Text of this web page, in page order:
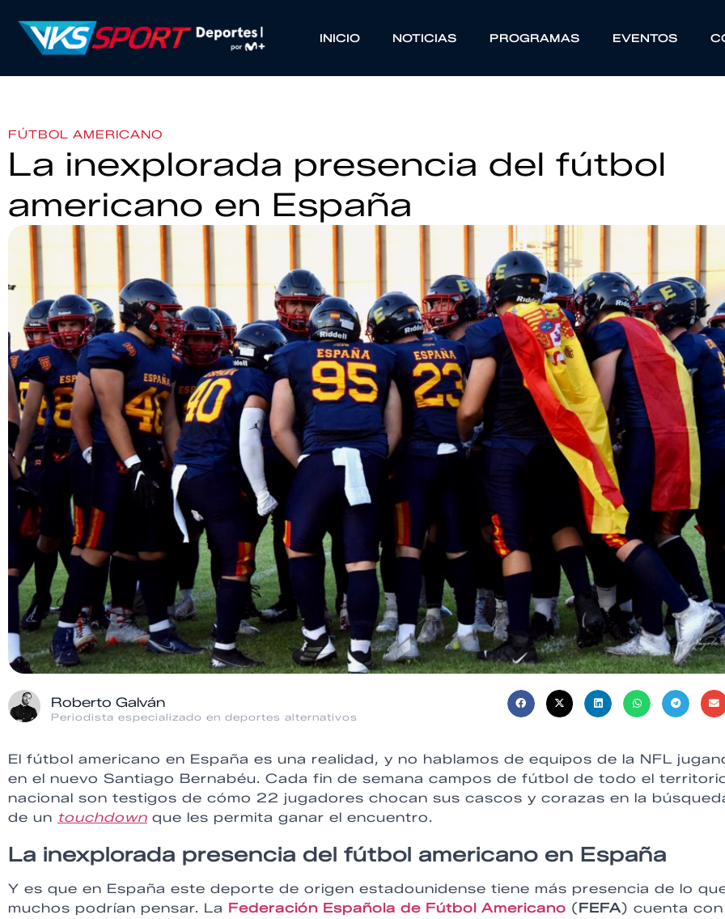
INICIO NOTICIAS PROGRAMAS EVENTOS
FÚTBOL AMERICANO
La inexplorada presencia del fútbol
americano en España
Roberto Galván
Periodista especializado en deportes alternativos
El fútbol americano en España es una realidad, y no hablamos de equipos de la NFL
en el nuevo Santiago Bernabéu. Cada fin de semana campos de fútbol de todo el
nacional son testigos de cómo 22 jugadores chocan sus cascos y corazas en la
de un touchdown que les permita ganar el encuentro.
La inexplorada presencia del fútbol americano en España
Y es que en España este deporte de origen estadounidense tiene más presencia de lo
muchos podrían pensar. La Federación Española de Fútbol Americano ( FEFA) cuenta con